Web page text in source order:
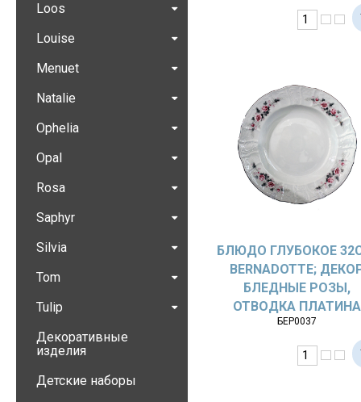
БЛЮДО ГЛУБОКОЕ
BERNADOTTE;
БЛЕДНЫЕ РОЗЫ,
ОТВОДКА ПЛАТИНА
БЕР0037
Loos
Louise
Menuet
Natalie
Ophelia
Opal
Rosa
Saphyr
Silvia
Tom
Tulip
Декоративные
изделия
Детские наборы